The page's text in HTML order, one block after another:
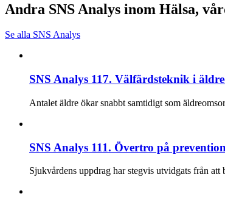
Andra SNS Analys inom Hälsa,
Se alla SNS Analys
SNS Analys 117. Välfärdsteknik i
Antalet äldre ökar snabbt samtidigt som
SNS Analys 111. Övertro på
Sjukvårdens uppdrag har stegvis utvidgats från